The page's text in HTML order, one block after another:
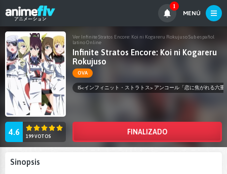
1
MENÚ
Ver Infinite Stratos Encore: Koi ni Kogareru Rokujuso Sub español
latino Online
Infinite Stratos Encore: Koi ni Kogareru
Rokujuso
OVA
IS<インフィニット・ストラトス> アンコール「恋に焦がれる六重
4.6 199 VOTOS
FINALIZADO
Sinopsis